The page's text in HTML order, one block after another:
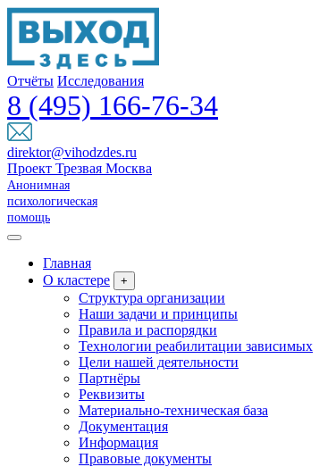
Отчёты Исследования
8 (495) 166-76-34
direktor@vihodzdes.ru
Проект Трезвая Москва
Анонимная
психологическая
помощь
Главная
О кластере
+
Структура организации
Наши задачи и принципы
Правила и распорядки
Технологии реабилитации зависимых
Цели нашей деятельности
Партнёры
Реквизиты
Материально-техническая база
Документация
Информация
Правовые документы